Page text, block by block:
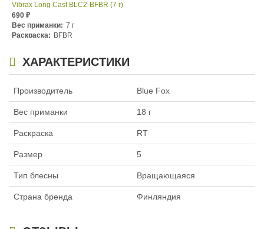
Vibrax Long Cast BLC2-BFBR (7 г)
690 ₽
Вес приманки: 7 г
Раскраска: BFBR
ХАРАКТЕРИСТИКИ
Производитель Blue Fox
Вес приманки 18 г
Раскраска RT
Размер 5
Тип блесны Вращающаяся
Страна бренда Финляндия